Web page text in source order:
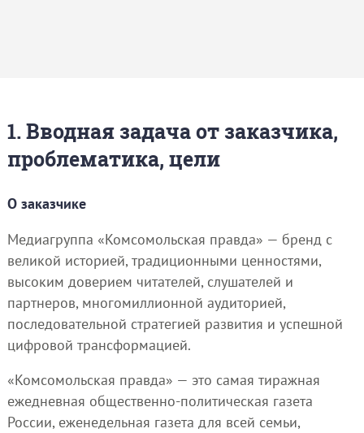
1. Вводная задача от заказчика,
проблематика, цели
О заказчике
Медиагруппа «Комсомольская правда» — бренд с
великой историей, традиционными ценностями,
высоким доверием читателей, слушателей и
партнеров, многомиллионной аудиторией,
последовательной стратегией развития и успешной
цифровой трансформацией.
«Комсомольская правда» — это самая тиражная
ежедневная общественно-политическая газета
России, еженедельная газета для всей семьи,